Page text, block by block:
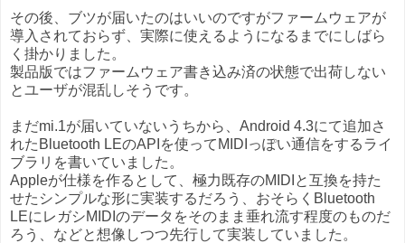
その後、ブツが届いたのはいいのですがファームウェアが
導入されておらず、実際に使えるようになるまでにしばら
く掛かりました。
製品版ではファームウェア書き込み済の状態で出荷しない
とユーザが混乱しそうです。
まだmi.1が届いていないうちから、Android 4.3にて追加さ
れたBluetooth LEのAPIを使ってMIDIっぽい通信をするライ
ブラリを書いていました。
Appleが仕様を作るとして、極力既存のMIDIと互換を持た
せたシンプルな形に実装するだろう、おそらくBluetooth
LEにレガシMIDIのデータをそのまま垂れ流す程度のものだ
ろう、などと想像しつつ先行して実装していました。